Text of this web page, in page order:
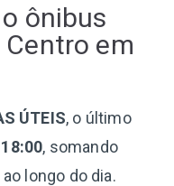
ônibus
em
ÚTEIS, o último
18:00, somando
longo do dia.